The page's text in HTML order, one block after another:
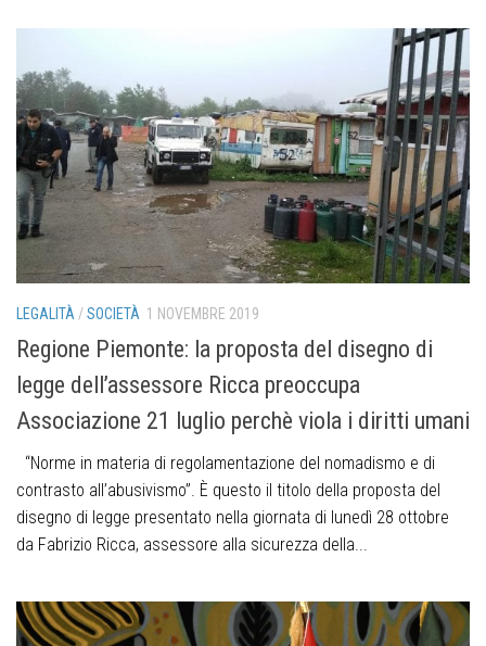
LEGALITÀ /SOCIETÀ 1 NOVEMBRE 2019
Regione Piemonte: la proposta del disegno di
legge dell’assessore Ricca preoccupa
Associazione 21 luglio perchè viola i diritti umani
“Norme in materia di regolamentazione del nomadismo e di
contrasto all’abusivismo”. È questo il titolo della proposta del
disegno di legge presentato nella giornata di lunedì 28 ottobre
da Fabrizio Ricca, assessore alla sicurezza della...